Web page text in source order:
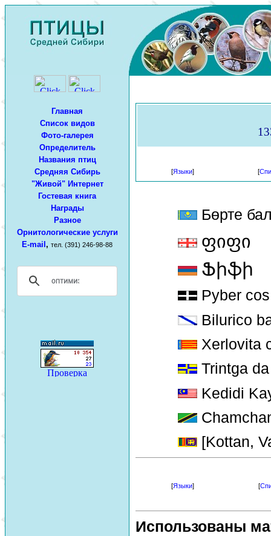
Главная
Список видов
Фото-галерея
Определитель
Названия птиц
Средняя Сибирь
"Живой" Интернет
Гостевая книга
Награды
Разное
Орнитологические услуги
E-mail , тел. (391) 246-98-88
[Языки] [
Бөрте
ფიფი
Ֆիֆի
Pyber cos
Bilurico
Xerlovita
Trintga
Kedidi
[Kottan,
[Языки] [
Использованы